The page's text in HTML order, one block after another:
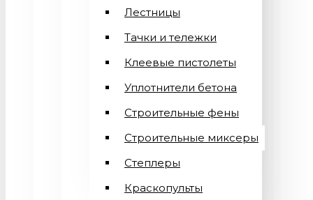
Лестницы
Тачки и тележки
Клеевые пистолеты
Уплотнители бетона
Строительные фены
Строительные миксеры
Степлеры
Краскопульты